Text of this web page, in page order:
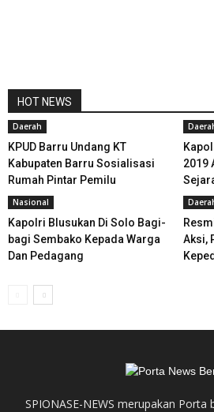
HOT NEWS
Daerah
KPUD Barru Undang KT
Kabupaten Barru Sosialisasi
Rumah Pintar Pemilu
2019
Nasional
Kapolri Blusukan Di Solo Bagi-
bagi Sembako Kepada Warga
Dan Pedagang
Aksi,
SPIONASE-NEWS merupakan